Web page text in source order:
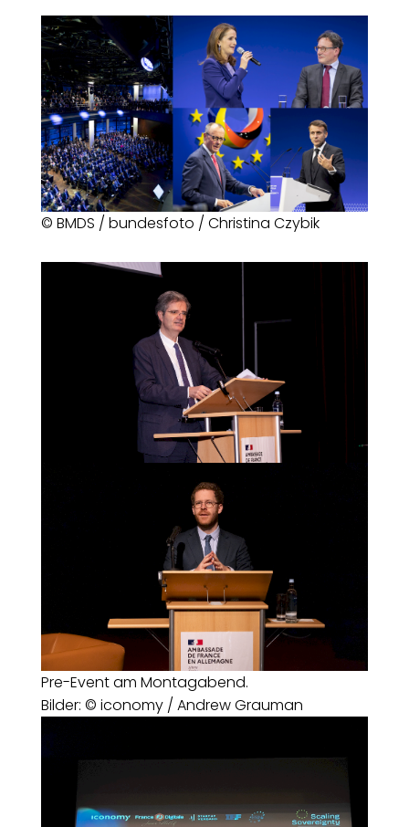
© BMDS / bundesfoto / Christina Czybik
Pre-Event am Montagabend.
Bilder: © iconomy / Andrew Grauman